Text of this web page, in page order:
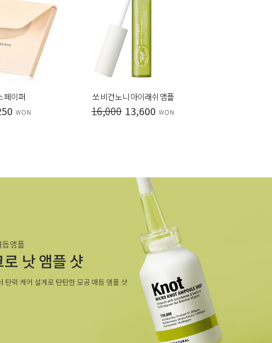
페이퍼
WON
쏘 비건 노니 아이래쉬 앰플
16,000 13,600 WON
앰플
낫 앰플 샷
탄력 케어 설계로 탄탄한 모공 매듭 앰플 샷